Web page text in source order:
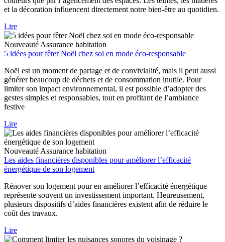
et la décoration influencent directement notre bien-être au quotidien.
Lire
Nouveauté Assurance habitation
5 idées pour fêter Noël chez soi en mode éco-responsable
Noël est un moment de partage et de convivialité, mais il peut aussi
générer beaucoup de déchets et de consommation inutile. Pour
limiter son impact environnemental, il est possible d’adopter des
gestes simples et responsables, tout en profitant de l’ambiance
festive
Lire
Nouveauté Assurance habitation
Les aides financières disponibles pour améliorer l’efficacité
énergétique de son logement
Rénover son logement pour en améliorer l’efficacité énergétique
représente souvent un investissement important. Heureusement,
plusieurs dispositifs d’aides financières existent afin de réduire le
coût des travaux.
Lire